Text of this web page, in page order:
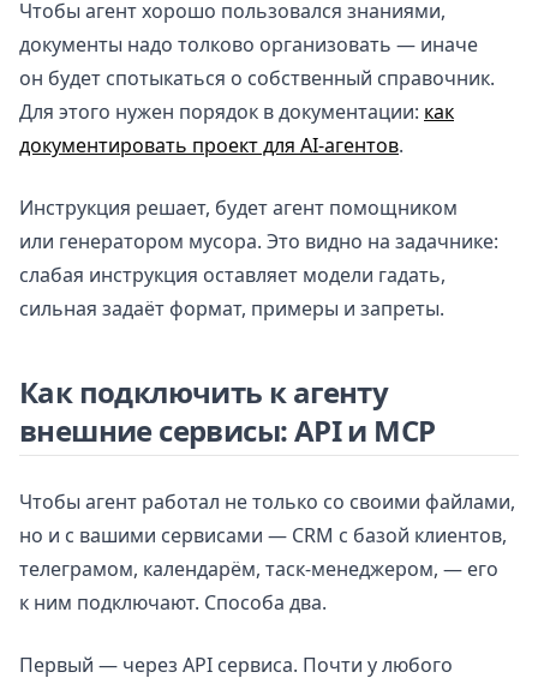
Чтобы агент хорошо пользовался знаниями,
документы надо толково организовать — иначе
он будет спотыкаться о собственный справочник.
Для этого нужен порядок в документации: как
документировать проект для AI-агентов.
Инструкция решает, будет агент помощником
или генератором мусора. Это видно на задачнике:
слабая инструкция оставляет модели гадать,
сильная задаёт формат, примеры и запреты.
Как подключить к агенту
внешние сервисы: API и MCP
Чтобы агент работал не только со своими файлами,
но и с вашими сервисами — CRM с базой клиентов,
телеграмом, календарём, таск-менеджером, — его
к ним подключают. Способа два.
Первый — через API сервиса. Почти у любого